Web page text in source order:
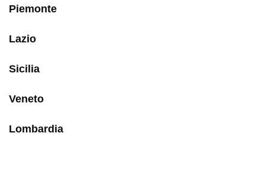
Piemonte
Lazio
Sicilia
Veneto
Lombardia